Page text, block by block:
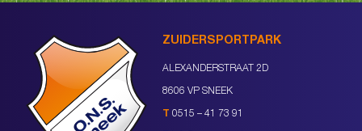
ZUIDERSPORTPARK
ALEXANDERSTRAAT 2D
8606 VP SNEEK
T 0515 – 41 73 91